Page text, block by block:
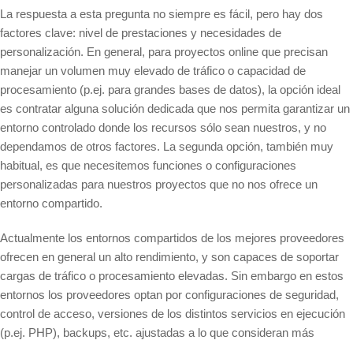
La respuesta a esta pregunta no siempre es fácil, pero hay dos
factores clave: nivel de prestaciones y necesidades de
personalización. En general, para proyectos online que precisan
manejar un volumen muy elevado de tráfico o capacidad de
procesamiento (p.ej. para grandes bases de datos), la opción ideal
es contratar alguna solución dedicada que nos permita garantizar un
entorno controlado donde los recursos sólo sean nuestros, y no
dependamos de otros factores. La segunda opción, también muy
habitual, es que necesitemos funciones o configuraciones
personalizadas para nuestros proyectos que no nos ofrece un
entorno compartido.
Actualmente los entornos compartidos de los mejores proveedores
ofrecen en general un alto rendimiento, y son capaces de soportar
cargas de tráfico o procesamiento elevadas. Sin embargo en estos
entornos los proveedores optan por configuraciones de seguridad,
control de acceso, versiones de los distintos servicios en ejecución
(p.ej. PHP), backups, etc. ajustadas a lo que consideran más